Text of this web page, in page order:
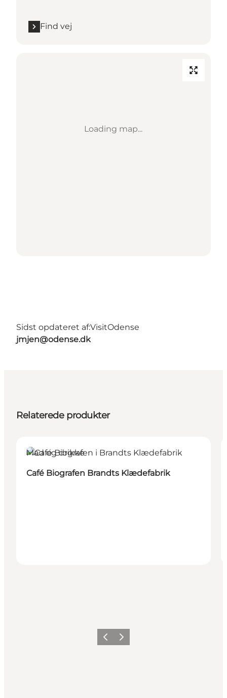
Find vej
Loading map...
Sidst opdateret af:VisitOdense
jmjen@odense.dk
Relaterede produkter
Mad og drikke
Café Biografen Brandts Klædefabrik
ForrigeNæste